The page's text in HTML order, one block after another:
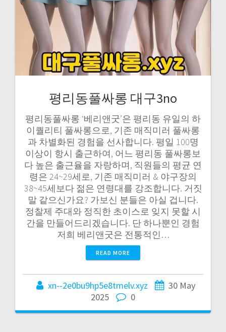
평리동풀싸롱 대구3no
평리동풀싸롱 ‘베리앤굿’은 평리동 유일의 하
이퀄리티 풀싸롱으로, 기존 매직미러 풀싸롱
과 차별화된 경험을 선사합니다. 평일 100명
이상이 항시 출근하여, 어느 평리동 풀싸롱보
다 높은 출근율을 자랑하며, 직원들의 평균 연
령은 24~29세로, 기존 매직미러 & 야구장의
38~45세보다 젊은 연령대를 강조합니다. 거짓
말 같으신가요? 가보신 분들은 아실 겁니다.
정찰제 주대와 정직한 초이스로 잊지 못할 시
간을 만들어드리겠습니다. 단 하나뿐인 경험
저희 베리앤굿은 전통적인…
READ MORE
xn--2e0bu9hp5e8tmelv.xyz
30 May
2025
0